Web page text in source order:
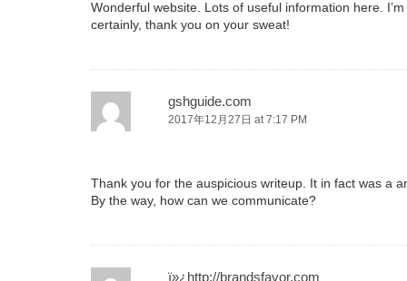
Wonderful website. Lots of useful information here.
certainly, thank you on your sweat!
gshguide.com
2017年12月27日 at 7:17 PM
Thank you for the auspicious writeup. It in fact was a
By the way, how can we communicate?
ï»¿http://brandsfavor.com